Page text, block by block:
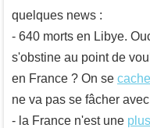
quelques news :
- 640 morts en Libye.
s'obstine au point de
en France ? On se cache
ne va pas se fâcher
- la France n'est une